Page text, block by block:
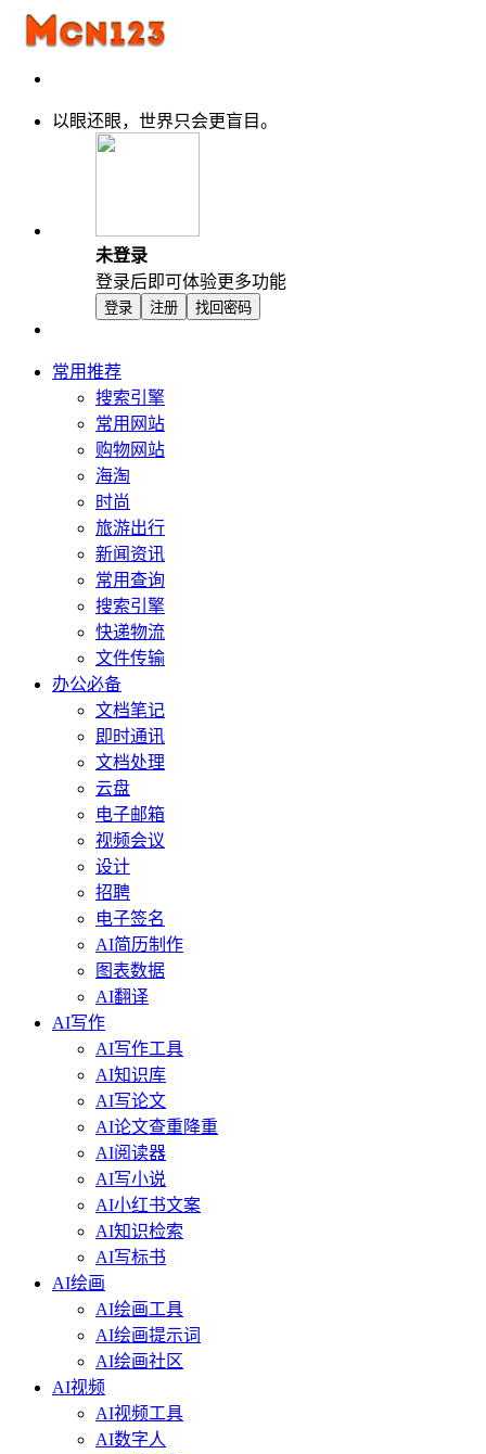
以眼还眼，世界只会更盲目。
未登录
登录后即可体验更多功能
登录 注册 找回密码
常用推荐
搜索引擎
常用网站
购物网站
海淘
时尚
旅游出行
新闻资讯
常用查询
搜索引擎
快递物流
文件传输
办公必备
文档笔记
即时通讯
文档处理
云盘
电子邮箱
视频会议
设计
招聘
电子签名
AI简历制作
图表数据
AI翻译
AI写作
AI写作工具
AI知识库
AI写论文
AI论文查重降重
AI阅读器
AI写小说
AI小红书文案
AI知识检索
AI写标书
AI绘画
AI绘画工具
AI绘画提示词
AI绘画社区
AI视频
AI视频工具
AI数字人